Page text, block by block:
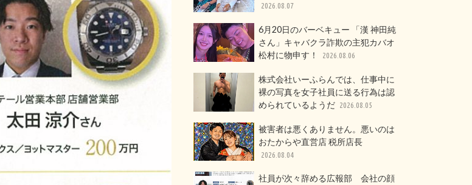
2026.08.07
6月20日のバーベキュー 「漢 神田純
さん」キャバクラ詐欺の主犯カバオ
松村に物申す！
2026.08.06
株式会社いーふらんでは、仕事中に
裸の写真を女子社員に送る行為は認
められているようだ 2026.08.05
被害者は悪くありません。悪いのは
おたからや直営店 税所店長
2026.08.04
社員が次々辞める広報部 会社の顔